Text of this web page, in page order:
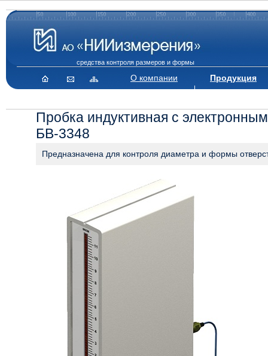
средства контроля размеров и формы
О компании Продукция
Пробка индуктивная с
БВ-3348
Предназначена для контроля диаметра и формы